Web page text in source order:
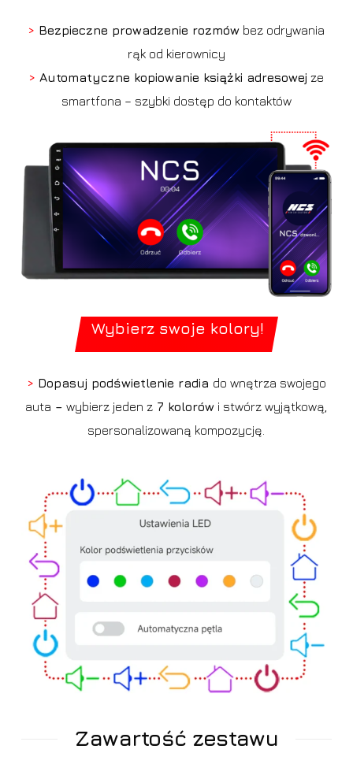
> Bezpieczne prowadzenie rozmów bez odrywania
rąk od kierownicy
>Automatyczne kopiowanie książki adresowej ze
smartfona – szybki dostęp do kontaktów
Wybierz swoje kolory!
> Dopasuj podświetlenie radia do wnętrza swojego
auta –wybierz jeden z 7 kolorów i stwórz wyjątkową,
spersonalizowaną kompozycję.
Zawartość zestawu